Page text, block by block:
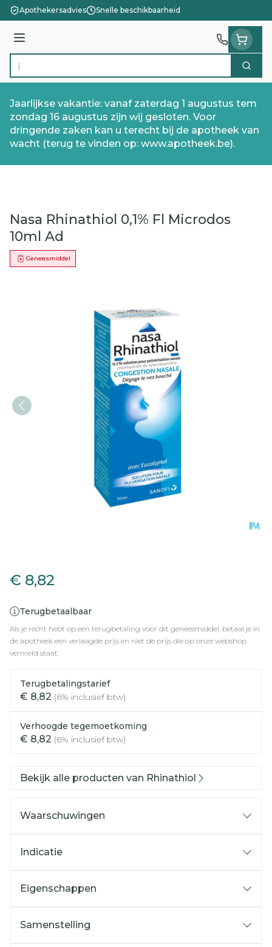
Ga naar de inhoud
Apothekersadvies Snelle beschikbaarheid
Menu
Product, merk, categorie... Zoek
Jaarlijkse vakantie: vanaf zaterdag 1 augustus tem
zondag 16 augustus zijn wij gesloten. Voor
dringende zaken kan u terecht bij de apotheek van
wacht (terug te vinden op: www.apotheek.be).
Nasa Rhinathiol 0,1% Fl Microdos
10ml Ad
Geneesmiddel
€ 8,82
Terugbetaalbaar
Als je recht hebt op een terugbetaling voor dit geneesmiddel, betaal je in
de apotheek een verlaagde prijs en niet de prijs die op onze webshop
vermeld staat.
Terugbetalingstarief
€ 8,82 (6% inclusief btw)
Verhoogde tegemoetkoming
€ 8,82 (6% inclusief btw)
Bekijk alle producten van Rhinathiol
Waarschuwingen
Indicatie
Eigenschappen
Samenstelling